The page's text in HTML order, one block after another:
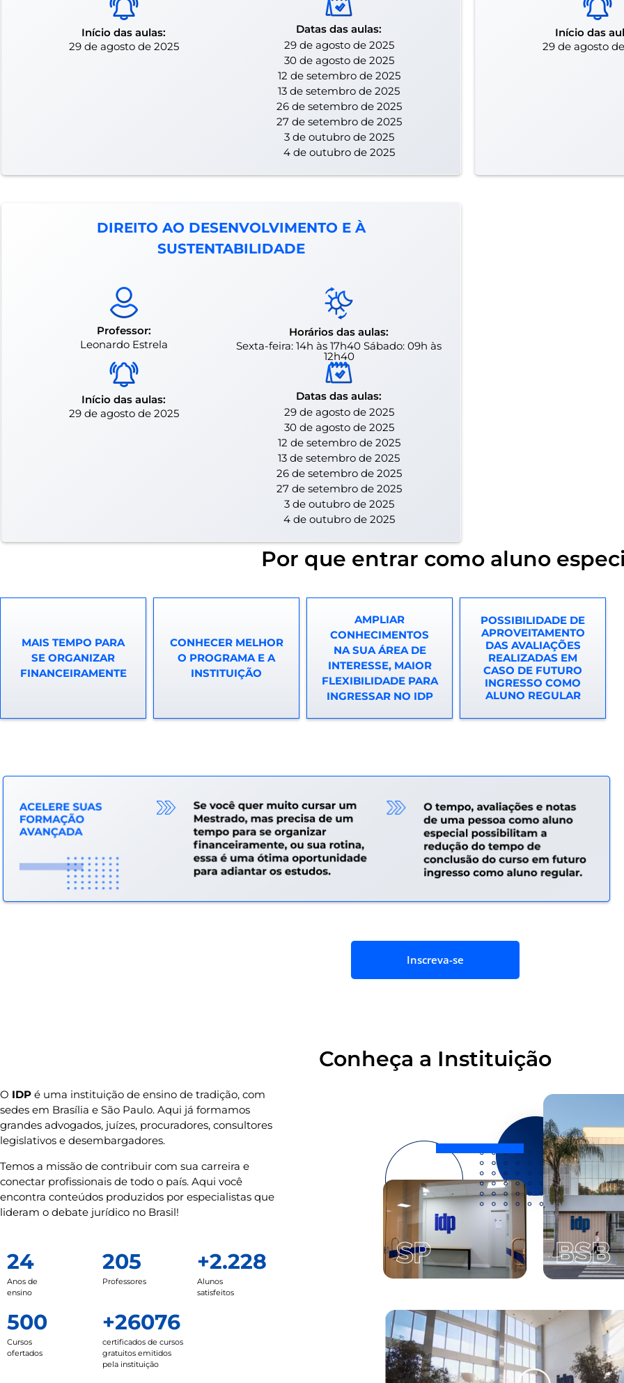
Início das aulas:
29 de agosto de 2025
Datas das aulas:
29 de agosto de 2025
30 de agosto de 2025
12 de setembro de 2025
13 de setembro de 2025
26 de setembro de 2025
27 de setembro de 2025
3 de outubro de 2025
4 de outubro de 2025
Início das
29 de agosto
DIREITO AO DESENVOLVIMENTO E À
SUSTENTABILIDADE
Professor:
Leonardo Estrela
Horários das aulas:
Sexta-feira: 14h às 17h40 Sábado: 09h às
12h40
Início das aulas:
29 de agosto de 2025
Datas das aulas:
29 de agosto de 2025
30 de agosto de 2025
12 de setembro de 2025
13 de setembro de 2025
26 de setembro de 2025
27 de setembro de 2025
3 de outubro de 2025
4 de outubro de 2025
Por que entrar como aluno
MAIS TEMPO PARA
SE ORGANIZAR
FINANCEIRAMENTE
CONHECER MELHOR
O PROGRAMA E A
INSTITUIÇÃO
AMPLIAR
CONHECIMENTOS
NA SUA ÁREA DE
INTERESSE, MAIOR
FLEXIBILIDADE PARA
INGRESSAR NO IDP
POSSIBILIDADE DE
APROVEITAMENTO
DAS AVALIAÇÕES
REALIZADAS EM
CASO DE FUTURO
INGRESSO COMO
ALUNO REGULAR
Inscreva-se
Conheça a Instituição
O IDP é uma instituição de ensino de tradição, com
sedes em Brasília e São Paulo. Aqui já formamos
grandes advogados, juízes, procuradores, consultores
legislativos e desembargadores.
Temos a missão de contribuir com sua carreira e
conectar profissionais de todo o país. Aqui você
encontra conteúdos produzidos por especialistas que
lideram o debate jurídico no Brasil!
24
Anos de
ensino
205
Professores
+2.228
Alunos
satisfeitos
500
Cursos
ofertados
+26076
certificados de cursos
gratuitos emitidos
pela instituição